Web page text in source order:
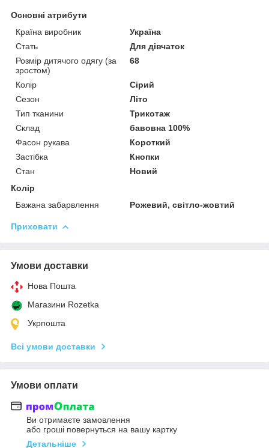
Основні атрибути
Країна виробник
Україна
Стать
Для дівчаток
Розмір дитячого одягу (за
зростом)
68
Колір
Сірий
Сезон
Літо
Тип тканини
Трикотаж
Склад
бавовна 100%
Фасон рукава
Короткий
Застібка
Кнопки
Стан
Новий
Колір
Бажана забарвлення
Рожевий, світло-жовтий
Приховати
Умови доставки
Нова Пошта
Магазини Rozetka
Укрпошта
Всі умови доставки
Умови оплати
Ви отримаєте замовлення
або гроші повернуться на вашу картку
Детальніше